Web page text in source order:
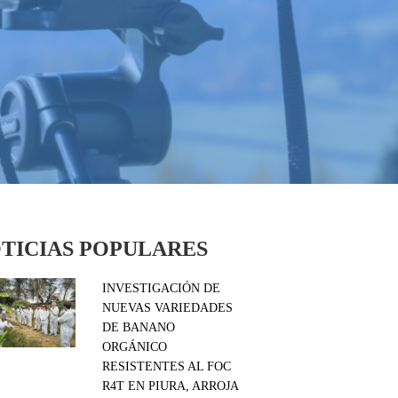
POPULARES
INVESTIGACIÓN DE
NUEVAS VARIEDADES
DE BANANO
ORGÁNICO
RESISTENTES AL FOC
R4T EN PIURA, ARROJA